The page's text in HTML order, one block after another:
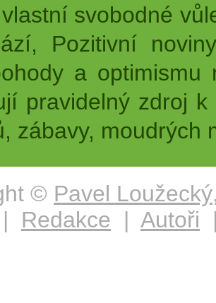
svobodné
Pozitivní
a
pravidelný zdroj
zábavy, moudrých
© Pavel Loužecký
| Redakce | Autoři